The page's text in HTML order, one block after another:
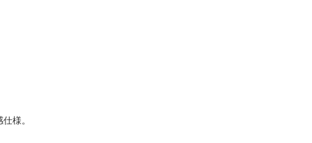
様。